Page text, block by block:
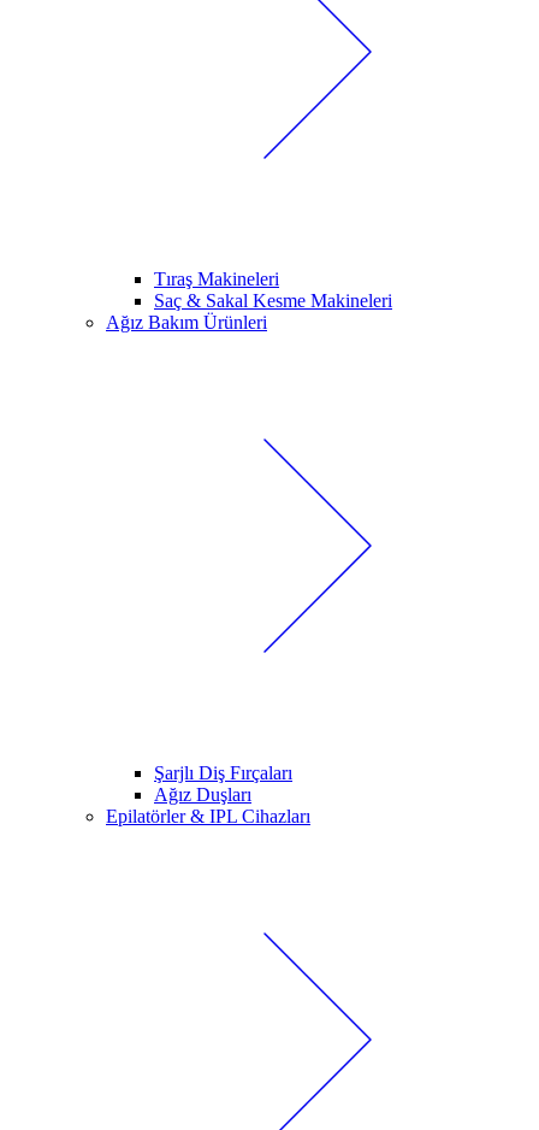
Tıraş Makineleri
Saç & Sakal Kesme Makineleri
Ağız Bakım Ürünleri
Şarjlı Diş Fırçaları
Ağız Duşları
Epilatörler & IPL Cihazları